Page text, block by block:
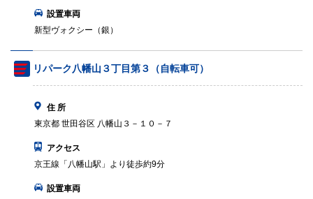
設置車両
新型ヴォクシー（銀）
リパーク八幡山３丁目第３（自転車可）
住 所
東京都 世田谷区 八幡山３－１０－７
アクセス
京王線「八幡山駅」より徒歩約9分
設置車両